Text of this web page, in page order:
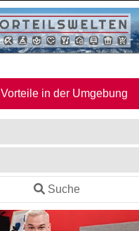
Vorteile in der Umgebung
Suche